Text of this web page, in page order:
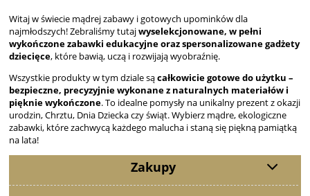
Witaj w świecie mądrej zabawy i gotowych upominków dla
najmłodszych! Zebraliśmy tutajwyselekcjonowane, w pełni
wykończone zabawki edukacyjne oraz spersonalizowane gadżety
dziecięce, które bawią, uczą i rozwijają wyobraźnię.
Wszystkie produkty w tym dziale sącałkowicie gotowe do użytku –
bezpieczne, precyzyjnie wykonane z naturalnych materiałów i
pięknie wykończone. To idealne pomysły na unikalny prezent z okazji
urodzin, Chrztu, Dnia Dziecka czy świąt. Wybierz mądre, ekologiczne
zabawki, które zachwycą każdego malucha i staną się piękną pamiątką
na lata!
Zakupy